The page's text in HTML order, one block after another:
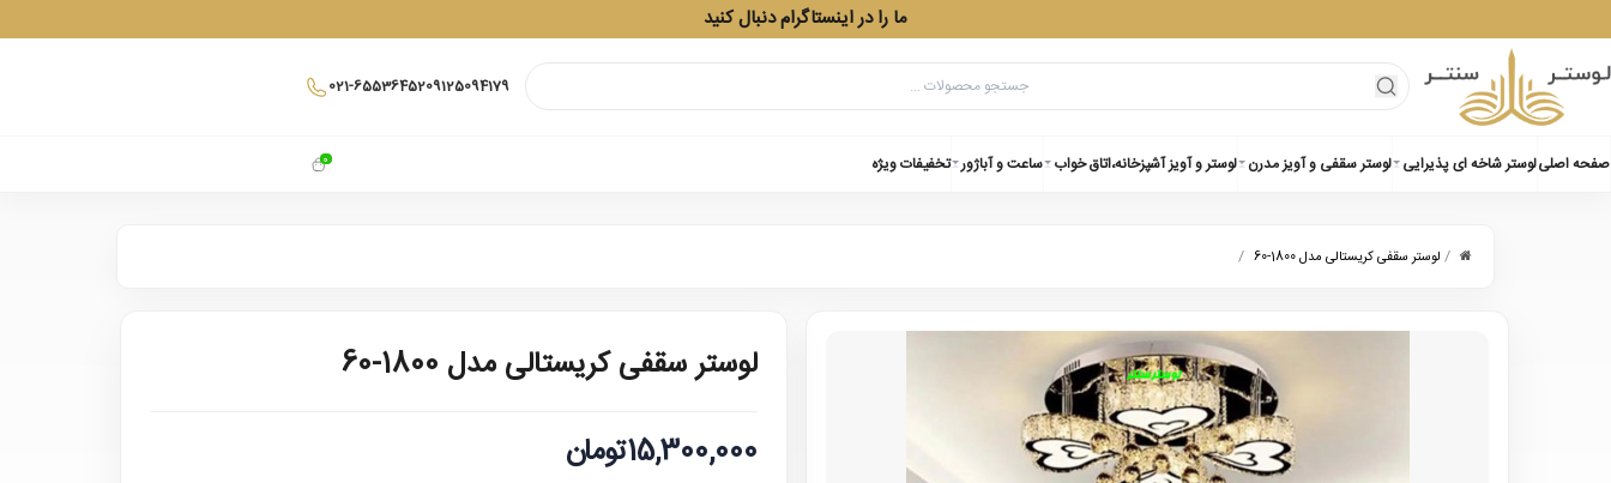
ما را در اینستاگرام دنبال کنید
021-6553645209125094179
0 صفحه اصلیلوستر شاخه ای پذیرایی لوستر سقفی و آویز مدرن لوستر و آویز آشپزخانه،اتاق خواب ساعت و آباژور تخفیفات ویژه
/ لوستر سقفی کریستالی مدل 1800-60 /
لوستر سقفی کریستالی مدل 1800-60
15,300,000تومان